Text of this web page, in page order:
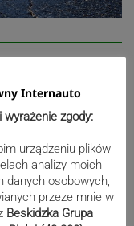
Żywiec!
po kolejne
Internauto
zgody:
urządzeniu plików
analizy moich
danych osobowych,
przeze mnie w
Beskidzka Grupa